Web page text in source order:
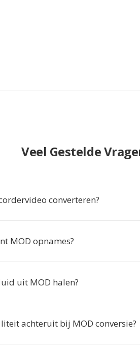
Veel Gestelde
converteren?
MOD opnames?
uit MOD halen?
achteruit bij MOD conversie?